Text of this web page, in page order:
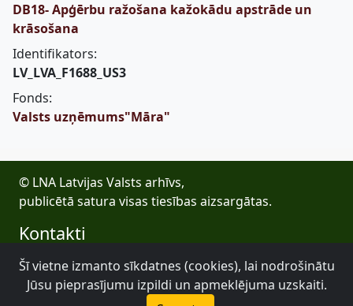
DB18- Apģērbu ražošana kažokādu apstrāde un
krāsošana
Identifikators:
LV_LVA_F1688_US3
Fonds:
Valsts uzņēmums"Māra"
© LNA Latvijas Valsts arhīvs,
publicētā satura visas tiesības aizsargātas.
Kontakti
E-pasts: lva@arhivi.gov.lv
Tālrunis: +371 20027447
Bezdelīgu 1A, Rīga
Šī vietne izmanto sīkdatnes (cookies), lai nodrošinātu
Jūsu pieprasījumu izpildi un apmeklējuma uzskaiti.